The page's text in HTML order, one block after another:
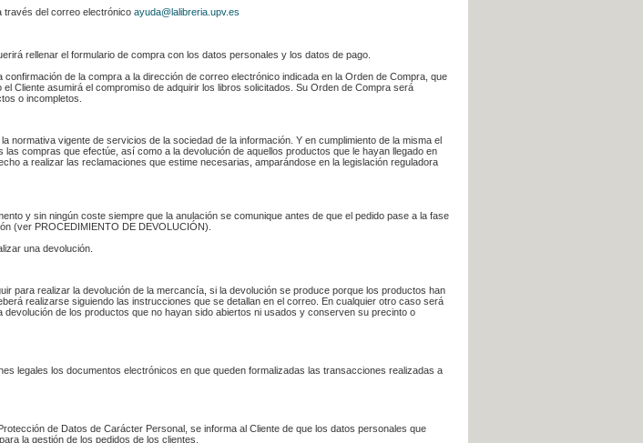
través del correo electrónico ayuda@lalibreria.upv.es
rellenar el formulario de compra con los datos personales y los datos de pago.
de la compra a la dirección de correo electrónico indicada en la Orden de Compra, que
Cliente asumirá el compromiso de adquirir los libros solicitados. Su Orden de Compra será
o incompletos.
vigente de servicios de la sociedad de la información. Y en cumplimiento de la misma el
compras que efectúe, así como a la devolución de aquellos productos que le hayan llegado en
a realizar las reclamaciones que estime necesarias, amparándose en la legislación reguladora
y sin ningún coste siempre que la anulación se comunique antes de que el pedido pase a la fase
(ver PROCEDIMIENTO DE DEVOLUCIÓN).
una devolución.
para realizar la devolución de la mercancía, si la devolución se produce porque los productos han
realizarse siguiendo las instrucciones que se detallan en el correo. En cualquier otro caso será
de los productos que no hayan sido abiertos ni usados y conserven su precinto o
legales los documentos electrónicos en que queden formalizadas las transacciones realizadas a
de Datos de Carácter Personal, se informa al Cliente de que los datos personales que
la gestión de los pedidos de los clientes.